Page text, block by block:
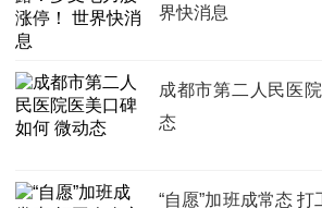
界快消息
成都市第二人民医
态
“自愿”加班成常态